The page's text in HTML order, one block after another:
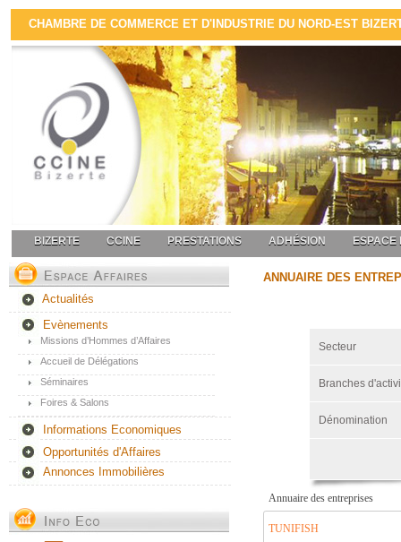
CHAMBRE DE COMMERCE ET D'INDUSTRIE DU NORD-EST
BIZERTE CCINE PRESTATIONS ADHÉSION ESPACE
Actualités
Evènements
Missions d’Hommes d’Affaires
Accueil de Délégations
Séminaires
Foires & Salons
Informations Economiques
Opportunités d'Affaires
Annonces Immobilières
ANNUAIRE DES
Secteur
Branches
Dénomination
Annuaire des entreprises
TUNIFISH